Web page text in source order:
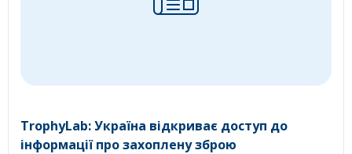
TrophyLab: Україна відкриває доступ до
інформації про захоплену зброю